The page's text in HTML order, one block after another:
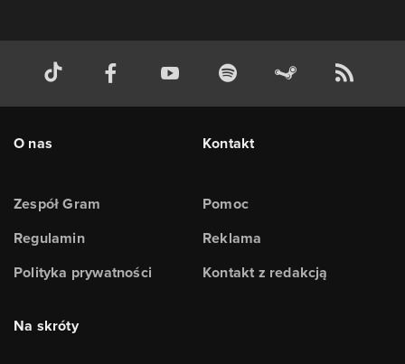
O nas
Zespół Gram
Regulamin
Polityka prywatności
Kontakt
Pomoc
Reklama
Kontakt z redakcją
Na skróty